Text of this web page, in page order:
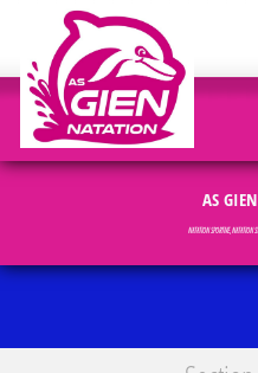
AS
NATATION SPORTIVE, NATATION
Panneau de gestion des cookies